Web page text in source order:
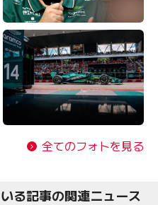
全てのフォトを見る
る記事の関連ニュース